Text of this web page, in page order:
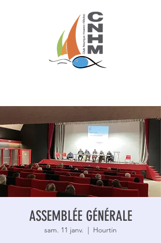
ASSEMBLÉE GÉNÉRALE
sam. 11 janv.
  |
Hourtin